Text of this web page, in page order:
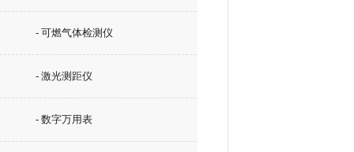
- 可燃气体检测仪
- 激光测距仪
- 数字万用表